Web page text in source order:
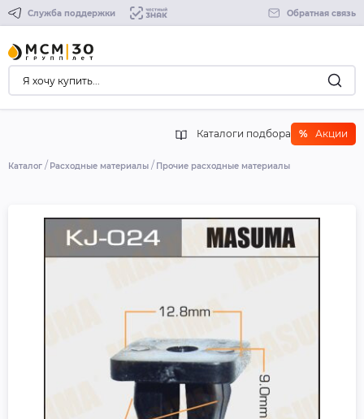
Служба поддержки Обратная связь
Каталоги подбора % Акции
Каталог Расходные материалы Прочие расходные материалы